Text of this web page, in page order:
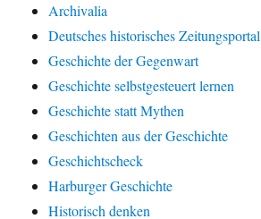
Archivalia
Deutsches historisches Zeitungsportal
Geschichte der Gegenwart
Geschichte selbstgesteuert lernen
Geschichte statt Mythen
Geschichten aus der Geschichte
Geschichtscheck
Harburger Geschichte
Historisch denken